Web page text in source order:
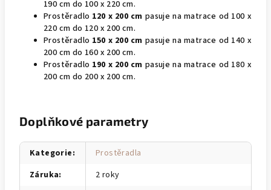
190 cm do 100 x 220 cm.
Prostěradlo 120 x 200 cm pasuje na matrace od 100 x
220 cm do 120 x 200 cm.
Prostěradlo 150 x 200 cm pasuje na matrace od 140 x
200 cm do 160 x 200 cm.
Prostěradlo 190 x 200 cm pasuje na matrace od 180 x
200 cm do 200 x 200 cm.
Doplňkové parametry
Kategorie:
Prostěradla
Záruka: 2 roky